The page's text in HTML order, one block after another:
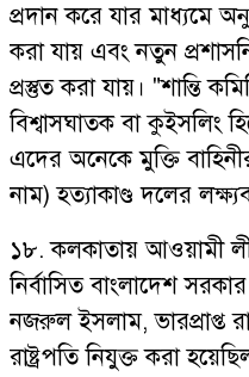
প্রদান করে যার মাধ্যমে
করা যায় এবং নতুন
প্রস্তুত করা যায়। "শান্তি
বিশ্বাসঘাতক বা কুইসলিং
এদের অনেকে মুক্তি
নাম) হত্যাকাণ্ড দলের
১৮. কলকাতায় আওয়ামী
নির্বাসিত বাংলাদেশ
নজরুল ইসলাম, ভারপ্রাপ্ত
রাষ্ট্রপতি নিযুক্ত করা